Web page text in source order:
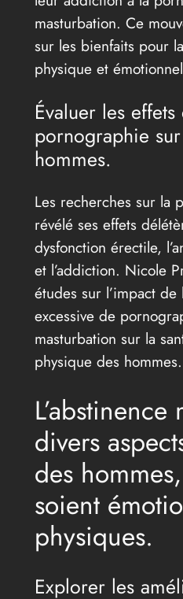
masturbation. Ce
sur les bienfaits pour
physique et
Évaluer les
pornographie
hommes.
Les recherches sur la
révélé ses effets
dysfonction érectile,
et l’addiction. Nicole
études sur l’impact de
excessive de
masturbation sur la
physique des hommes.
divers
des
soient
physiques.
Explorer les